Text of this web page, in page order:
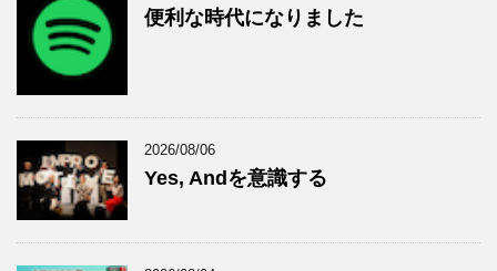
便利な時代になりました
2026/08/06
Yes, Andを意識する